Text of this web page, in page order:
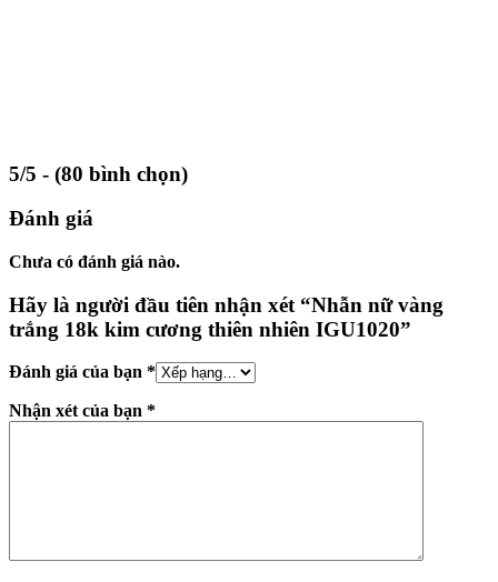
5/5 - (80 bình chọn)
Đánh giá
Chưa có đánh giá nào.
Hãy là người đầu tiên nhận xét “Nhẫn nữ vàng
trắng 18k kim cương thiên nhiên IGU1020”
Đánh giá của bạn *
Nhận xét của bạn *